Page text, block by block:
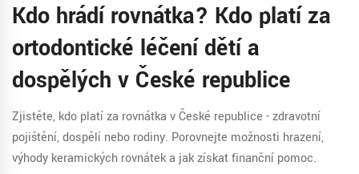
Kdo hrádí rovnátka? Kdo platí za
ortodontické léčení dětí a
dospělých v České republice
Zjistěte, kdo platí za rovnátka v České republice - zdravotní
pojištění, dospělí nebo rodiny. Porovnejte možnosti hrazení,
výhody keramických rovnátek a jak získat finanční pomoc.